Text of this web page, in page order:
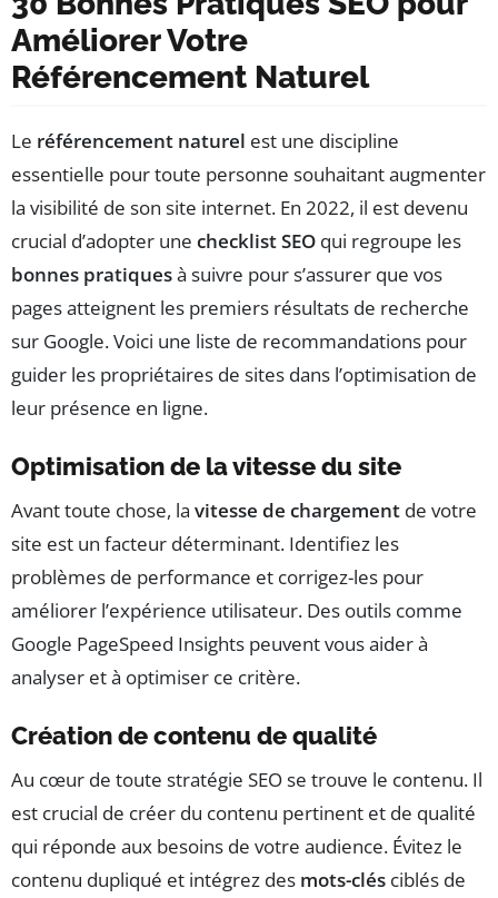
Améliorer Votre
Référencement Naturel
Le référencement naturel est une discipline
essentielle pour toute personne souhaitant augmenter
la visibilité de son site internet. En 2022, il est devenu
crucial d’adopter une checklist SEO qui regroupe les
bonnes pratiquesà suivre pour s’assurer que vos
pages atteignent les premiers résultats de recherche
sur Google. Voici une liste de recommandations pour
guider les propriétaires de sites dans l’optimisation de
leur présence en ligne.
Optimisation de la vitesse du site
Avant toute chose, la vitesse de chargement de votre
site est un facteur déterminant. Identifiez les
problèmes de performance et corrigez-les pour
améliorer l’expérience utilisateur. Des outils comme
Google PageSpeed Insights peuvent vous aider à
analyser et à optimiser ce critère.
Création de contenu de qualité
Au cœur de toute stratégie SEO se trouve le contenu. Il
est crucial de créer du contenu pertinent et de qualité
qui réponde aux besoins de votre audience. Évitez le
contenu dupliqué et intégrez des mots-clés ciblés de